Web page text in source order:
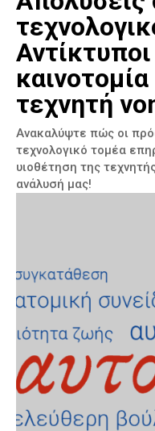
τεχνητή
Ανακαλύψτε πώς οι
τεχνολογικό τομέα
υιοθέτηση της
ανάλυσή μας!